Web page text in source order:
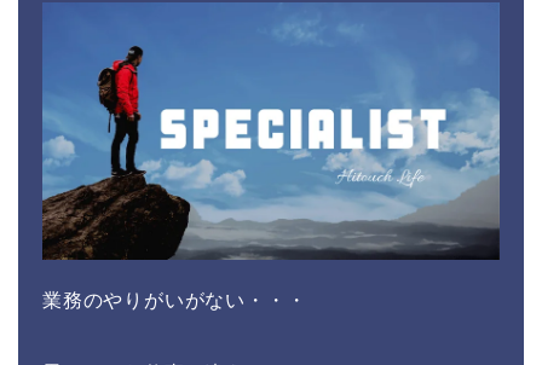
業務のやりがいがない・・・